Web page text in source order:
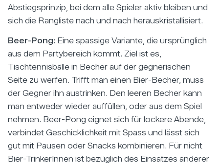
Abstiegsprinzip, bei dem alle Spieler aktiv bleiben und
sich die Rangliste nach und nach herauskristallisiert.
Beer-Pong: Eine spassige Variante, die ursprünglich
aus dem Partybereich kommt. Ziel ist es,
Tischtennisbälle in Becher auf der gegnerischen
Seite zu werfen. Trifft man einen Bier-Becher, muss
der Gegner ihn austrinken. Den leeren Becher kann
man entweder wieder auffüllen, oder aus dem Spiel
nehmen. Beer-Pong eignet sich für lockere Abende,
verbindet Geschicklichkeit mit Spass und lässt sich
gut mit Pausen oder Snacks kombinieren. Für nicht
Bier-TrinkerInnen ist bezüglich des Einsatzes anderer